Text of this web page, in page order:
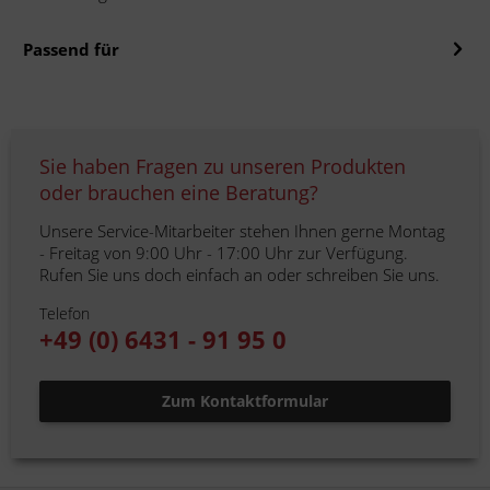
Passend für
Sie haben Fragen zu unseren Produkten
oder brauchen eine Beratung?
Unsere Service-Mitarbeiter stehen Ihnen gerne Montag
- Freitag von 9:00 Uhr - 17:00 Uhr zur Verfügung.
Rufen Sie uns doch einfach an oder schreiben Sie uns.
Telefon
+49 (0) 6431 - 91 95 0
Zum Kontaktformular